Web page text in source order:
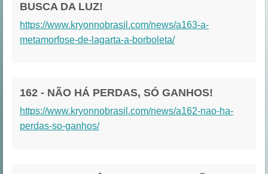
BUSCA DA LUZ!
https://www.kryonnobrasil.com/news/a163-a-
metamorfose-de-lagarta-a-borboleta/
162 - NÃO HÁ PERDAS, SÓ GANHOS!
https://www.kryonnobrasil.com/news/a162-nao-ha-
perdas-so-ganhos/